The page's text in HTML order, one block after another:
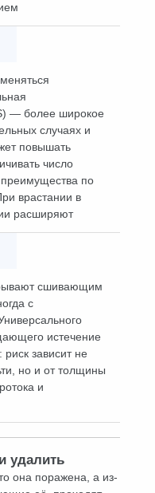
— более широкое
случаях и
повышать
число
по
врастании в
расширяют
сшивающим
с
истечение
риск зависит не
но и от толщины
и
удалить
она поражена, а из-